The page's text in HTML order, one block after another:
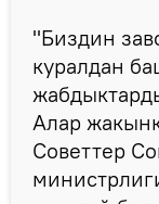
"Биздин
куралдан
Алар
Советтер